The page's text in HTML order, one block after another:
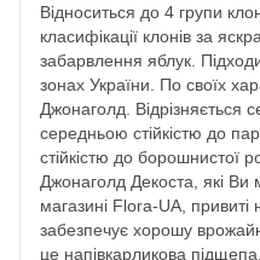
Відноситься до 4 групи
класифікації клонів за
забарвлення яблук.
зонах України. По своїх
Джонаголд. Відрізняється
середньою стійкістю до
стійкістю до борошнистої
Джонаголд Декоста, які Ви
магазині Flora-UA,
забезпечує хорошу
це напівкарликова